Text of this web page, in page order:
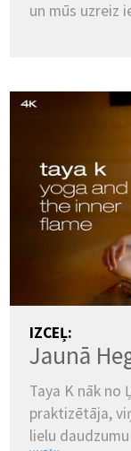
un mūs uzreiz
IZCEĻ:
Jaunā
Taya K nāk no
praktizētāja,
lielu